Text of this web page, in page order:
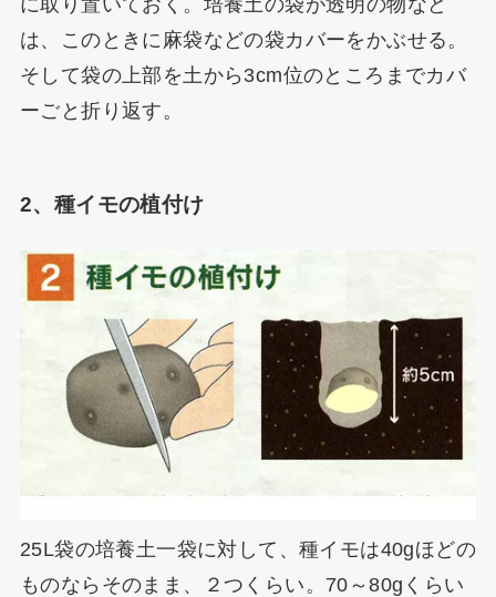
は、このときに麻袋などの袋カバーをかぶせる。
そして袋の上部を土から3cm位のところまでカバ
ーごと折り返す。
2、種イモの植付け
25L袋の培養土一袋に対して、種イモは40gほどの
ものならそのまま、２つくらい。70～80gくらい